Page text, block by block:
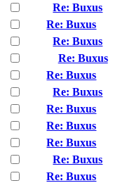
Re: Buxus
Re: Buxus
Re: Buxus
Re: Buxus
Re: Buxus
Re: Buxus
Re: Buxus
Re: Buxus
Re: Buxus
Re: Buxus
Re: Buxus